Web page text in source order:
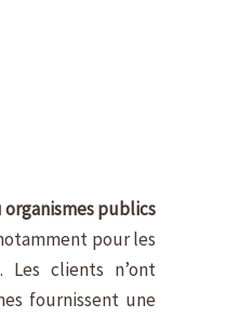
publics
pour les
Les clients n’ont
fournissent une